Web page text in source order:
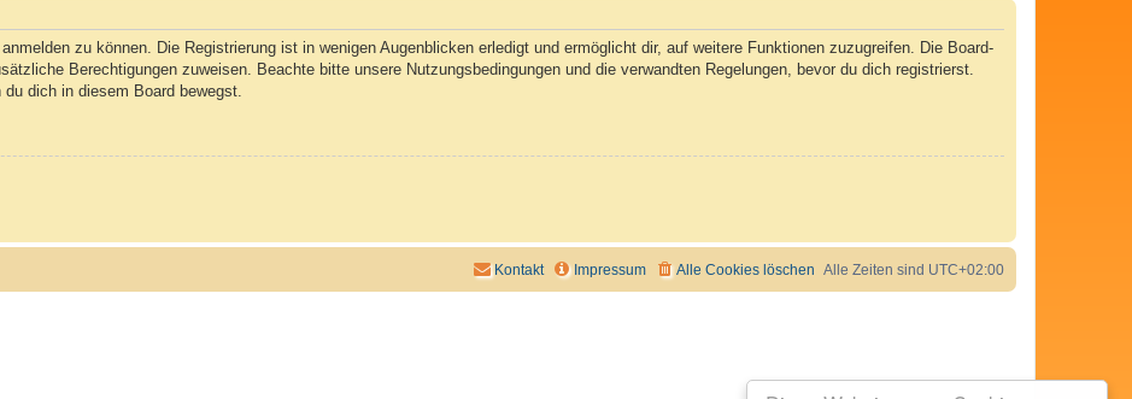
zu können. Die Registrierung ist in wenigen Augenblicken erledigt und ermöglicht dir, auf weitere Funktionen zuzugreifen. Die Board-
Berechtigungen zuweisen. Beachte bitte unsere Nutzungsbedingungen und die verwandten Regelungen, bevor du dich registrierst.
dich in diesem Board bewegst.
Alle Zeiten sind UTC+02:00
Alle Cookies löschen
Impressum
Kontakt